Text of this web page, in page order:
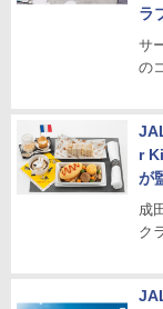
ラ
サ
の
r
が
成
ク